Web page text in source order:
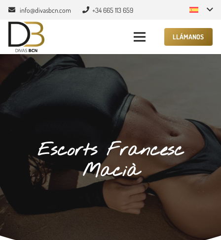
info@divasbcn.com +34 665 113 659
LLÁMANOS
Escorts Francesc
Macià